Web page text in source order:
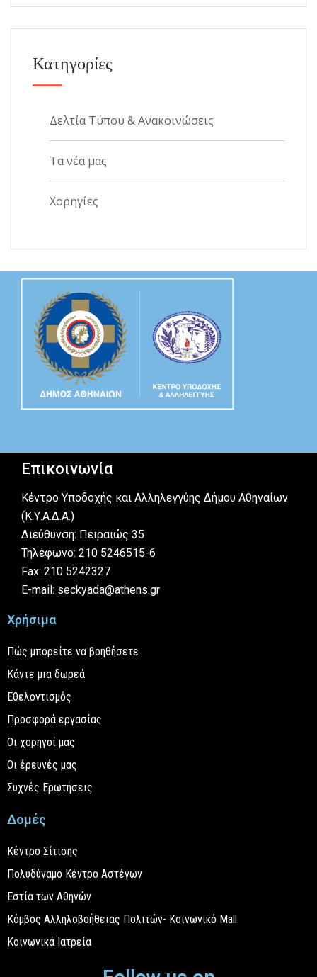
Κατηγορίες
Δελτία Τύπου & Ανακοινώσεις
Τα νέα μας
Χορηγίες
Επικοινωνία
Κέντρο Υποδοχής και Αλληλεγγύης Δήμου Αθηναίων
(Κ.Υ.Α.Δ.Α.)
Διεύθυνση: Πειραιώς 35
Τηλέφωνο: 210 5246515-6
Fax: 210 5242327
E-mail: seckyada@athens.gr
Χρήσιμα
Πώς μπορείτε να βοηθήσετε
Κάντε μια δωρεά
Εθελοντισμός
Προσφορά εργασίας
Οι χορηγοί μας
Οι έρευνές μας
Συχνές Ερωτήσεις
Δομές
Κέντρο Σίτισης
Πολυδύναμο Κέντρο Αστέγων
Εστία των Αθηνών
Κόμβος Αλληλοβοήθειας Πολιτών- Κοινωνικό Mall
Κοινωνικά Ιατρεία